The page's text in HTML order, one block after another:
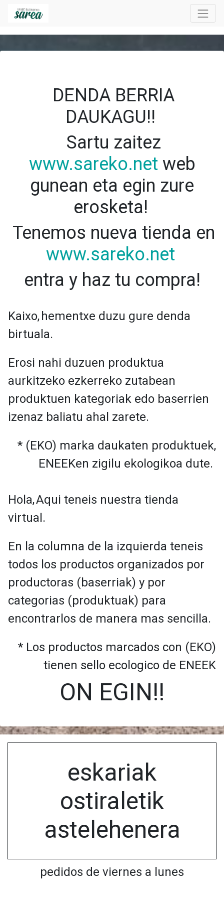
DENDA BERRIA
DAUKAGU!!
Sartu zaitez
www.sareko.net web
gunean eta egin zure
erosketa!
Tenemos nueva tienda en
www.sareko.net
entra y haz tu compra!
Kaixo, hementxe duzu gure denda
birtuala.
Erosi nahi duzuen produktua
aurkitzeko ezkerreko zutabean
produktuen kategoriak edo baserrien
izenaz baliatu ahal zarete.
* (EKO) marka daukaten produktuek,
ENEEKen zigilu ekologikoa dute.
Hola,Aqui teneis nuestra tienda
virtual.
En la columna de la izquierda teneis
todos los productos organizados por
productoras (baserriak) y por
categorias (produktuak) para
encontrarlos de manera mas sencilla.
* Los productos marcados con (EKO)
tienen sello ecologico de ENEEK
ON EGIN!!
eskariak
ostiraletik
astelehenera
pedidos de viernes a lunes